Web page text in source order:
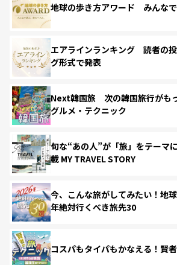
地球の歩き方アワード みんなで
エアラインランキング 読者の
グ形式で発表
Next韓国旅 次の韓国旅行がも
グルメ・テクニック
旬な“あの人”が「旅」をテーマ
載 MY TRAVEL STORY
今、こんな旅がしてみたい！地
年絶対行くべき旅先30
コスパもタイパもかなえる！賢